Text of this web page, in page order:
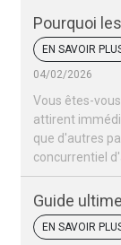
Pourquoi
vos snacks
marque ?
EN SAVOIR
04/02/2026
Vous êtes-
attirent
que d'autres
concurrentiel
Guide
pour snacks
EN SAVOIR